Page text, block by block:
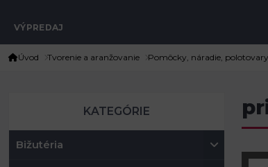
VÝPREDAJ
Úvod Tvorenie a aranžovanie Pomôcky, náradie,
KATEGÓRIE
Bižutéria